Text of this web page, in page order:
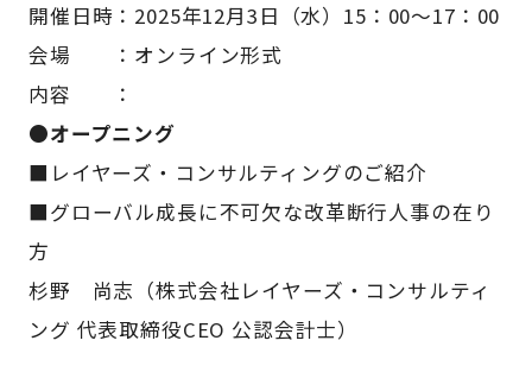
開催日時：2025年12月3日（水）15：00～17：00
会場 ：オンライン形式
内容 ：
●オープニング
■レイヤーズ・コンサルティングのご紹介
■グローバル成長に不可欠な改革断行人事の在り
方
杉野 尚志（株式会社レイヤーズ・コンサルティ
ング 代表取締役CEO 公認会計士）